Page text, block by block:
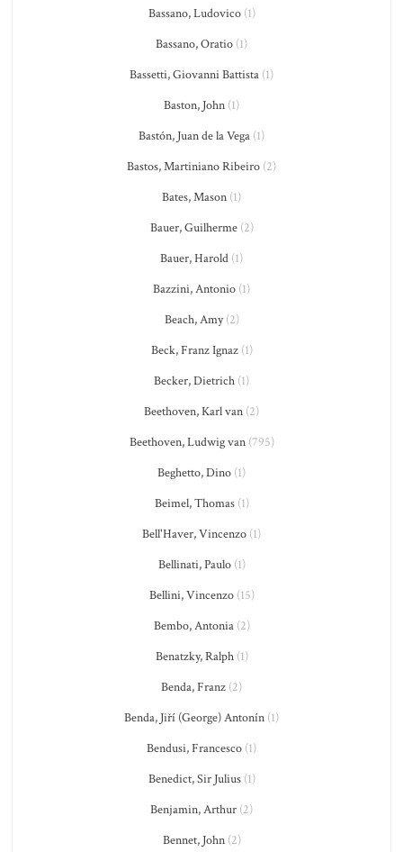
Bassano, Ludovico(1)
Bassano, Oratio (1)
Bassetti, Giovanni Battista (1)
Baston, John (1)
Bastón, Juan de la Vega (1)
Bastos, Martiniano Ribeiro (2)
Bates, Mason (1)
Bauer, Guilherme(2)
Bauer, Harold (1)
Bazzini, Antonio (1)
Beach, Amy(2)
Beck, Franz Ignaz(1)
Becker, Dietrich (1)
Beethoven, Karl van (2)
Beethoven, Ludwig van(795)
Beghetto, Dino (1)
Beimel, Thomas(1)
Bell'Haver, Vincenzo (1)
Bellinati, Paulo(1)
Bellini, Vincenzo(15)
Bembo, Antonia(2)
Benatzky, Ralph(1)
Benda, Franz (2)
Benda, Jiří (George) Antonín (1)
Bendusi, Francesco (1)
Benedict, Sir Julius(1)
Benjamin, Arthur (2)
Bennet, John(2)